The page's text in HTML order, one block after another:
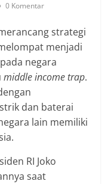
0 Komentar
strategi
menjadi
negara
middle income trap.
dan baterai
lain memiliki
RI Joko
saat